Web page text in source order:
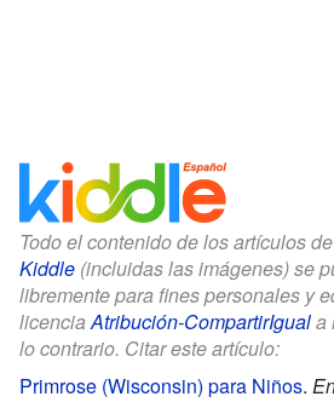
Todo el contenido de los artículos
Kiddle (incluidas las imágenes) se
libremente para fines personales y
licenciaAtribución-CompartirIguala
lo contrario. Citar este artículo:
Primrose (Wisconsin) para Niños.